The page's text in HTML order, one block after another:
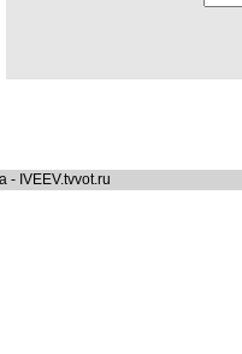
- IVEEV.tvvot.ru